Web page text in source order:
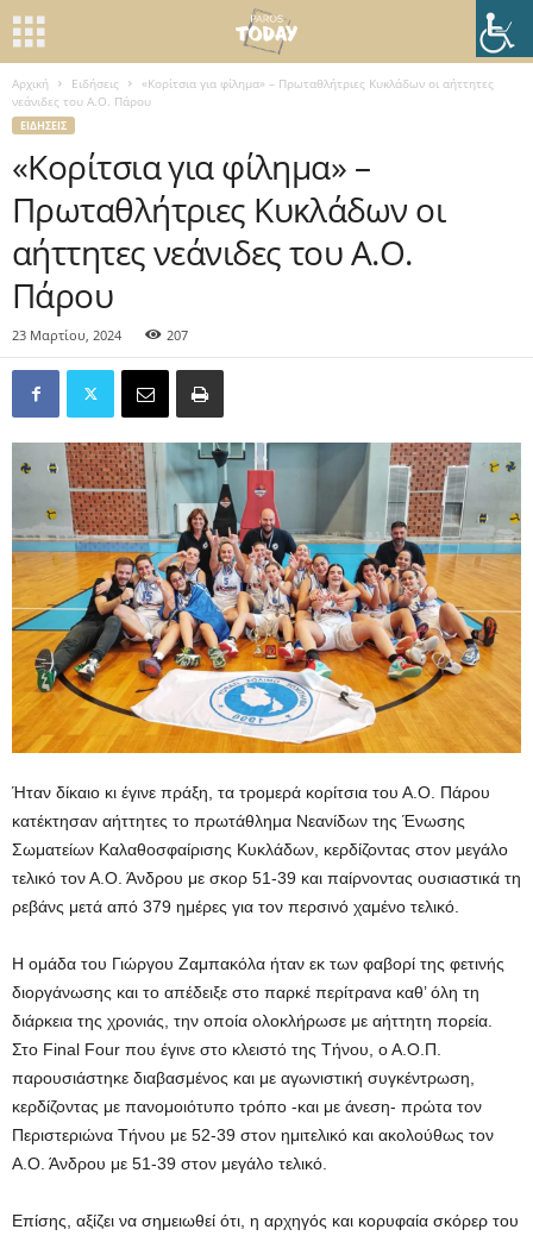
Αρχική Ειδήσεις
«Κορίτσια για φίλημα» – Πρωταθλήτριες Κυκλάδων οι αήττητες
νεάνιδες του Α.Ο. Πάρου
ΕΙΔΉΣΕΙΣ
«Κορίτσια για φίλημα» –
Πρωταθλήτριες Κυκλάδων οι
αήττητες νεάνιδες του Α.Ο.
Πάρου
23 Μαρτίου, 2024 207
Ήταν δίκαιο κι έγινε πράξη, τα τρομερά κορίτσια του Α.Ο. Πάρου
κατέκτησαν αήττητες το πρωτάθλημα Νεανίδων της Ένωσης
Σωματείων Καλαθοσφαίρισης Κυκλάδων, κερδίζοντας στον μεγάλο
τελικό τον Α.Ο. Άνδρου με σκορ 51-39 και παίρνοντας ουσιαστικά τη
ρεβάνς μετά από 379 ημέρες για τον περσινό χαμένο τελικό.
Η ομάδα του Γιώργου Ζαμπακόλα ήταν εκ των φαβορί της φετινής
διοργάνωσης και το απέδειξε στο παρκέ περίτρανα καθ’ όλη τη
διάρκεια της χρονιάς, την οποία ολοκλήρωσε με αήττητη πορεία.
Στο Final Four που έγινε στο κλειστό της Τήνου, ο Α.Ο.Π.
παρουσιάστηκε διαβασμένος και με αγωνιστική συγκέντρωση,
κερδίζοντας με πανομοιότυπο τρόπο -και με άνεση- πρώτα τον
Περιστεριώνα Τήνου με 52-39 στον ημιτελικό και ακολούθως τον
Α.Ο. Άνδρου με 51-39 στον μεγάλο τελικό.
Επίσης, αξίζει να σημειωθεί ότι, η αρχηγός και κορυφαία σκόρερ του